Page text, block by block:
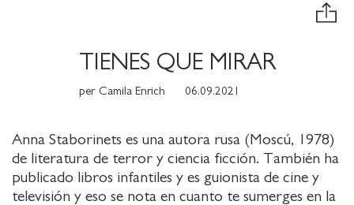
TIENES QUE MIRAR
per Camila Enrich 06.09.2021
Anna Staborinets es una autora rusa (Moscú, 1978)
de literatura de terror y ciencia ficción. También ha
publicado libros infantiles y es guionista de cine y
televisión y eso se nota en cuanto te sumerges en la